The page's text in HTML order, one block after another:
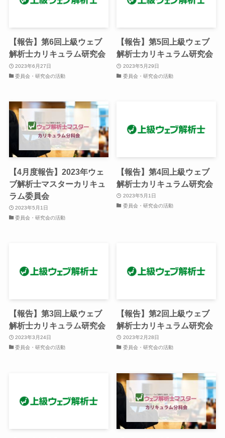
【報告】第6回上級ウェブ
解析士カリキュラム研究会
2023年6月27日
委員会・研究会の活動
【報告】第5回上級ウェブ
解析士カリキュラム研究会
2023年5月29日
委員会・研究会の活動
【4月度報告】2023年ウェ
ブ解析士マスターカリキュ
ラム委員会
2023年5月1日
委員会・研究会の活動
【報告】第4回上級ウェブ
解析士カリキュラム研究会
2023年5月1日
委員会・研究会の活動
【報告】第3回上級ウェブ
解析士カリキュラム研究会
2023年3月24日
委員会・研究会の活動
【報告】第2回上級ウェブ
解析士カリキュラム研究会
2023年2月28日
委員会・研究会の活動